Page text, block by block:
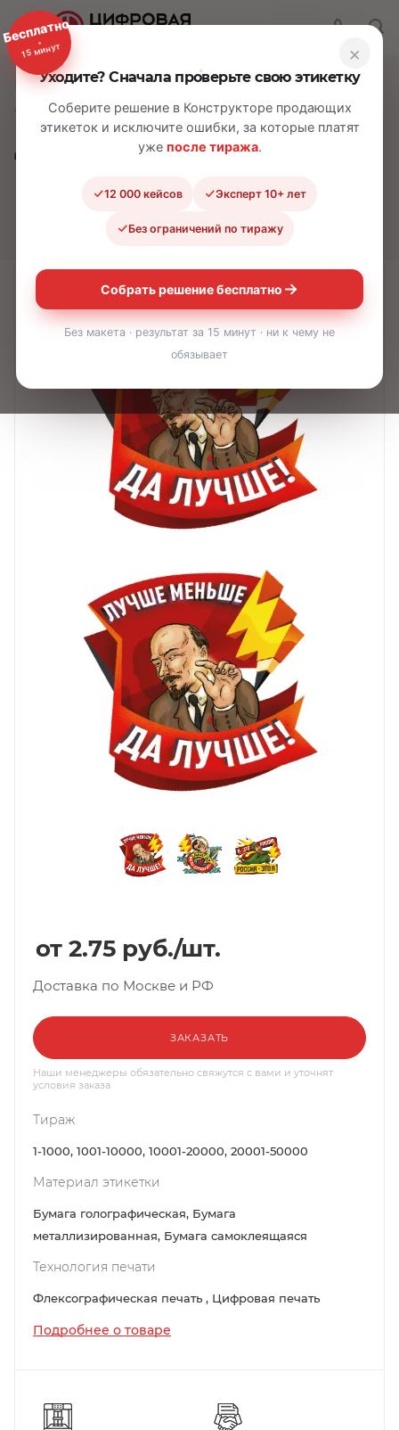
Главная — Каталог — Наклейки —
Детские и прикольные наклейки
Детские и
наклейки
2.75 руб./шт.
Доставка по Москве и РФ
ЗАКАЗАТЬ
Наши менеджеры обязательно свяжутся с вами и уточнят
условия заказа
Тираж
1-1000, 1001-10000, 10001-20000, 20001-50000
Материал этикетки
Бумага голографическая, Бумага
металлизированная, Бумага самоклеящаяся
Технология печати
Флексографическая печать , Цифровая печать
Подробнее о товаре
Бесплатно
15 минут ×
Уходите? Сначала проверьте свою этикетку
Соберите решение в Конструкторе продающих
этикеток и исключите ошибки, за которые платят
уже после тиража.
12 000 кейсов Эксперт 10+ лет
Без ограничений по тиражу
Собрать решение бесплатно
Без макета · результат за 15 минут · ни к чему не
обязывает